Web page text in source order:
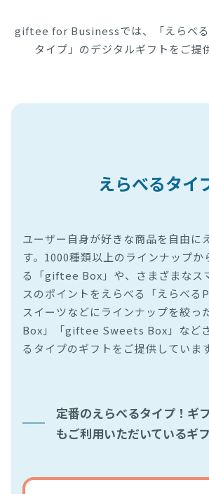
giftee for Businessでは、「えらべ
タイプ」のデジタルギフトをご提
えらべるタイ
ユーザー自身が好きな商品を自由に
す。1000種類以上のラインナップか
る「giftee Box」や、さまざまなス
スのポイントをえらべる「えらべる
スイーツなどにラインナップを絞
Box」「giftee Sweets Box」など
るタイプのギフトをご提供しています
定番のえらべるタイプ！ギ
もご利用いただいているギ